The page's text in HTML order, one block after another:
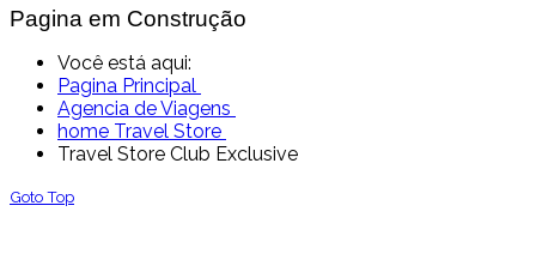
Pagina em Construção
Você está aqui:
Pagina Principal
Agencia de Viagens
home Travel Store
Travel Store Club Exclusive
Goto Top